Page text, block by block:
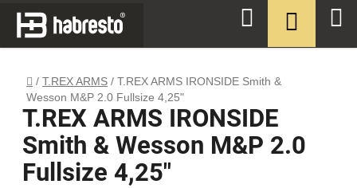
Přejít
obsah
Domů
/ T.REX ARMS / T.REX ARMS IRONSIDE Smith &
Wesson M&P 2.0 Fullsize 4,25"
T.REX ARMS IRONSIDE
Smith & Wesson M&P 2.0
Fullsize 4,25"